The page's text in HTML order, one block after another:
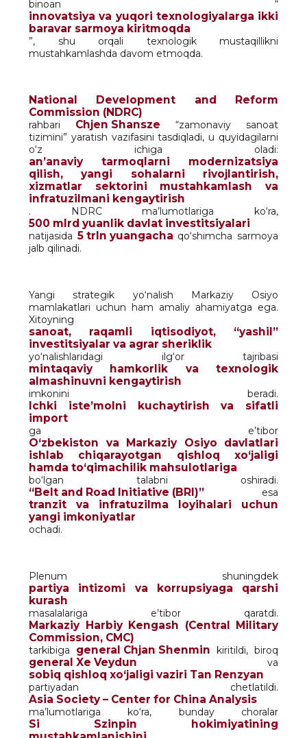
binoan “
innovatsiya va yuqori texnologiyalarga ikki
baravar sarmoya kiritmoqda
”, shu orqali texnologik mustaqillikni
mustahkamlashda davom etmoqda.
National Development and Reform
Commission (NDRC)
rahbari Chjen Shansze “zamonaviy sanoat
tizimini” yaratish vazifasini tasdiqladi, u quyidagilarni
o‘z ichiga oladi:
an’anaviy tarmoqlarni modernizatsiya
qilish, yangi sohalarni rivojlantirish,
xizmatlar sektorini mustahkamlash va
infratuzilmani kengaytirish
. NDRC ma’lumotlariga ko‘ra,
500 mlrd yuanlik davlat investitsiyalari
natijasida 5 trln yuangacha qo‘shimcha sarmoya
jalb qilinadi.
Yangi strategik yo‘nalish Markaziy Osiyo
mamlakatlari uchun ham amaliy ahamiyatga ega.
Xitoyning
sanoat, raqamli iqtisodiyot, “yashil”
investitsiyalar va agrar sheriklik
yo‘nalishlaridagi ilg‘or tajribasi
mintaqaviy hamkorlik va texnologik
almashinuvni kengaytirish
imkonini beradi.
Ichki iste’molni kuchaytirish va sifatli
import
ga e’tibor
O‘zbekiston va Markaziy Osiyo davlatlari
ishlab chiqarayotgan qishloq xo‘jaligi
hamda to‘qimachilik mahsulotlariga
bo‘lgan talabni oshiradi.
“Belt and Road Initiative (BRI)” esa
tranzit va infratuzilma loyihalari uchun
yangi imkoniyatlar
ochadi.
Plenum shuningdek
partiya intizomi va korrupsiyaga qarshi
kurash
masalalariga e’tibor qaratdi.
Markaziy Harbiy Kengash (Central Military
Commission, CMC)
tarkibiga general Chjan Shenmin kiritildi, biroq
general Xe Veydun va
sobiq qishloq xo‘jaligi vaziri Tan Renzyan
partiyadan chetlatildi.
Asia Society – Center for China Analysis
ma’lumotlariga ko‘ra, bunday choralar
Si Szinpin hokimiyatining